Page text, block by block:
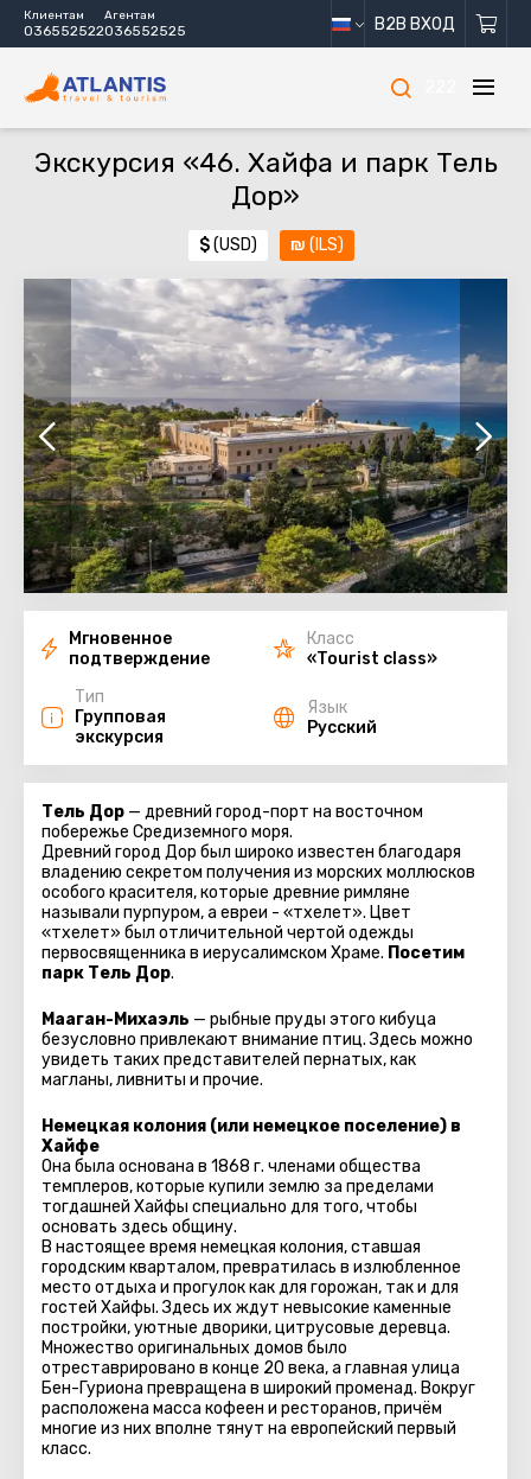
Клиентам
036552522
Агентам
036552525 B2B ВХОД
Экскурсия «46. Хайфа и парк Тель
Дор»
$(USD) ₪ (ILS)
Мгновенное
подтверждение
Класс
«Tourist class»
Тип
Групповая
экскурсия
Язык
Русский
Тель Дор — древний город-порт на восточном
побережье Средиземного моря.
Древний город Дор был широко известен благодаря
владению секретом получения из морских моллюсков
особого красителя, которые древние римляне
называли пурпуром, а евреи - «тхелет». Цвет
«тхелет» был отличительной чертой одежды
первосвященника в иерусалимском Храме. Посетим
парк Тель Дор.
Мааган-Михаэль — рыбные пруды этого кибуца
безусловно привлекают внимание птиц. Здесь можно
увидеть таких представителей пернатых, как
магланы, ливниты и прочие.
Немецкая колония (или немецкое поселение) в
Хайфе
Она была основана в 1868 г. членами общества
темплеров, которые купили землю за пределами
тогдашней Хайфы специально для того, чтобы
основать здесь общину.
В настоящее время немецкая колония, ставшая
городским кварталом, превратилась в излюбленное
место отдыха и прогулок как для горожан, так и для
гостей Хайфы. Здесь их ждут невысокие каменные
постройки, уютные дворики, цитрусовые деревца.
Множество оригинальных домов было
отреставрировано в конце 20 века, а главная улица
Бен-Гуриона превращена в широкий променад. Вокруг
расположена масса кофеен и ресторанов, причём
многие из них вполне тянут на европейский первый
класс.